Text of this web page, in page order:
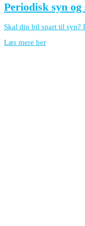
Periodisk syn og
Skal din bil snart til
Læs mere her